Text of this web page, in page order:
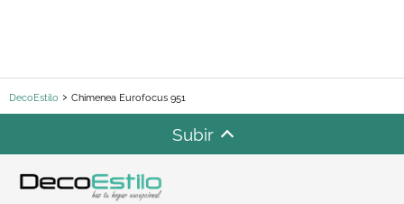
DecoEstilo Chimenea Eurofocus 951
Subir